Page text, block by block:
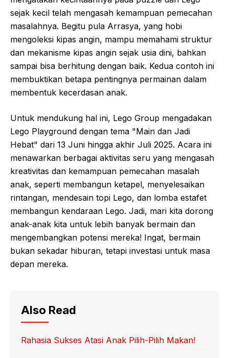
sejak kecil telah mengasah kemampuan pemecahan
masalahnya. Begitu pula Arrasya, yang hobi
mengoleksi kipas angin, mampu memahami struktur
dan mekanisme kipas angin sejak usia dini, bahkan
sampai bisa berhitung dengan baik. Kedua contoh ini
membuktikan betapa pentingnya permainan dalam
membentuk kecerdasan anak.
Untuk mendukung hal ini, Lego Group mengadakan
Lego Playground dengan tema "Main dan Jadi
Hebat" dari 13 Juni hingga akhir Juli 2025. Acara ini
menawarkan berbagai aktivitas seru yang mengasah
kreativitas dan kemampuan pemecahan masalah
anak, seperti membangun ketapel, menyelesaikan
rintangan, mendesain topi Lego, dan lomba estafet
membangun kendaraan Lego. Jadi, mari kita dorong
anak-anak kita untuk lebih banyak bermain dan
mengembangkan potensi mereka! Ingat, bermain
bukan sekadar hiburan, tetapi investasi untuk masa
depan mereka.
Also Read
Rahasia Sukses Atasi Anak Pilih-Pilih Makan!